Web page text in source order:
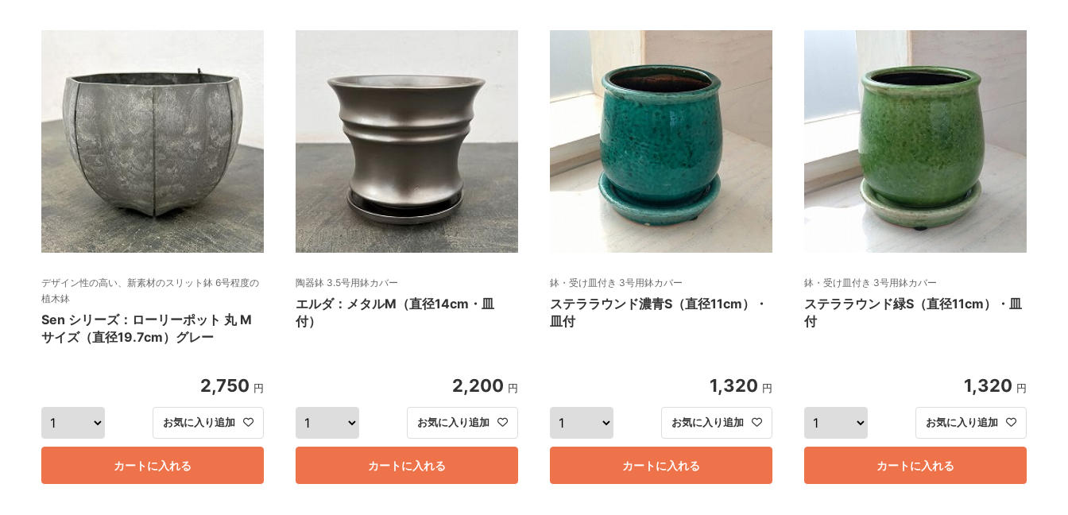
デザイン性の高い、新素材のスリット鉢 6号程度の
植木鉢
Sen シリーズ：ローリーポット 丸 M
サイズ（直径19.7cm）グレー
2,750 円
お気に入り追加
カートに入れる
陶器鉢 3.5号用鉢カバー
エルダ：メタルM（直径14cm・皿
付）
2,200 円
お気に入り追加
カートに入れる
鉢・受け皿付き 3号用鉢カバー
ステララウンド濃青S（直径11cm）・
皿付
1,320 円
お気に入り追加
カートに入れる
鉢・受け皿付き 3号用鉢カバー
ステララウンド緑S（直径11cm）・皿
付
1,320 円
お気に入り追加
カートに入れる